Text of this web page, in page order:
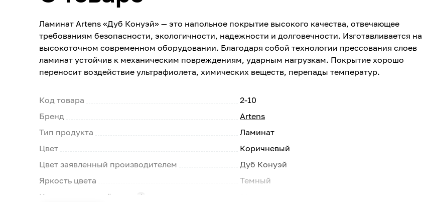
Ламинат Artens «Дуб Конуэй» — это напольное покрытие высокого качества, отвечающее
требованиям безопасности, экологичности, надежности и долговечности. Изготавливается на
высокоточном современном оборудовании. Благодаря собой технологии прессования слоев
ламинат устойчив к механическим повреждениям, ударным нагрузкам. Покрытие хорошо
переносит воздействие ультрафиолета, химических веществ, перепады температур.
Код товара
2-10
Бренд
Artens
Тип продукта
Ламинат
Цвет
Коричневый
Цвет заявленный производителем
Дуб Конуэй
Яркость цвета
Темный
Класс износостойкости